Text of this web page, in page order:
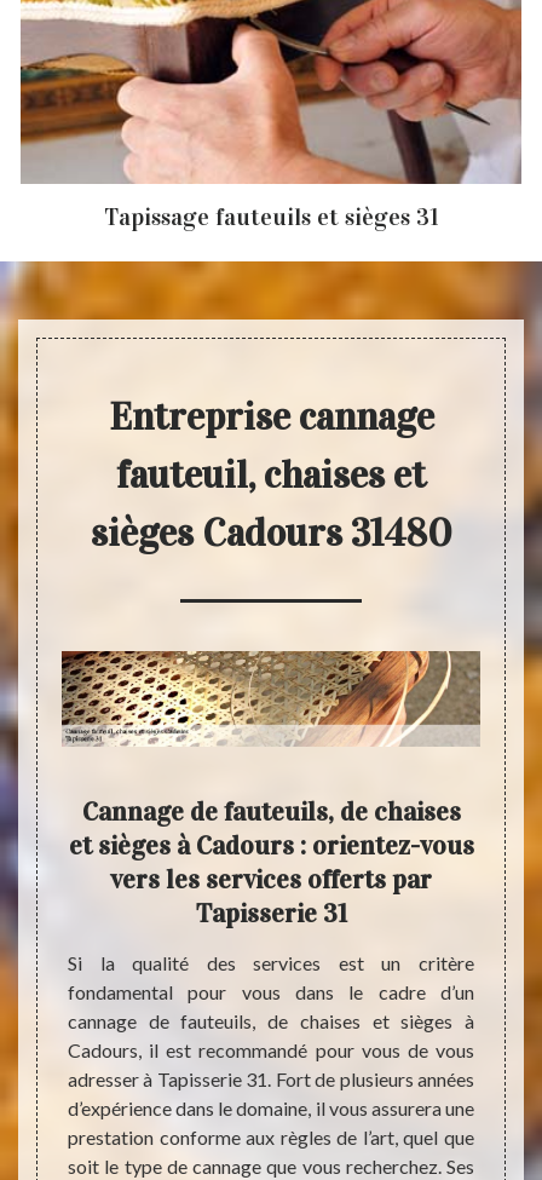
Tapissage fauteuils et sièges 31
Entreprise cannage
fauteuil, chaises et
sièges Cadours 31480
de
:
et
Il
frais
à
Cannage de fauteuils, de chaises
et sièges à Cadours : orientez-vous
vers les services offerts par
Tapisserie 31
Si la qualité des services est un critère
fondamental pour vous dans le cadre d’un
cannage de fauteuils, de chaises et sièges à
Cadours, il est recommandé pour vous de vous
adresser à Tapisserie 31. Fort de plusieurs années
d’expérience dans le domaine, il vous assurera une
prestation conforme aux règles de l’art, quel que
soit le type de cannage que vous recherchez. Ses
se
plus